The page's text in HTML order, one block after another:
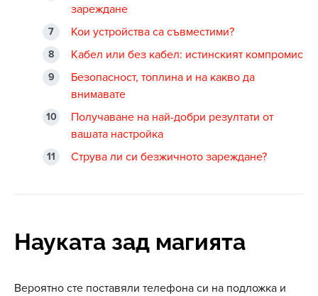
зареждане
Кои устройства са съвместими?
Кабел или без кабел: истинският компромис
Безопасност, топлина и на какво да
внимавате
Получаване на най-добри резултати от
вашата настройка
Струва ли си безжичното зареждане?
Науката зад магията
Вероятно сте поставяли телефона си на подложка и